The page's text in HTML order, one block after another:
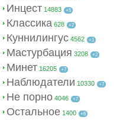
Инцест 14883 +5
Классика 628 +2
Куннилингус 4562 +1
Мастурбация 3208 +2
Минет 16205 +7
Наблюдатели 10330 +7
Не порно 4046 +7
Остальное 1400 +6